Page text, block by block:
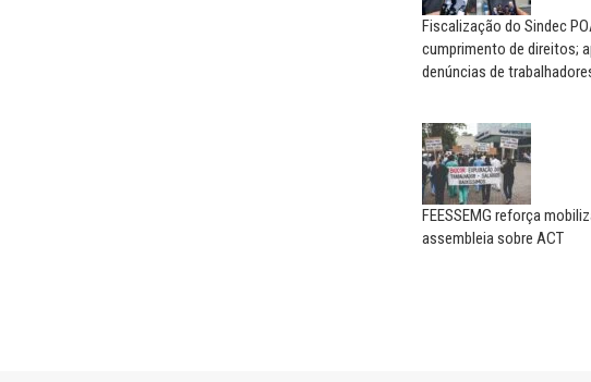
Fiscalização do Sindec
cumprimento de direitos;
denúncias de
FEESSEMG reforça
assembleia sobre ACT